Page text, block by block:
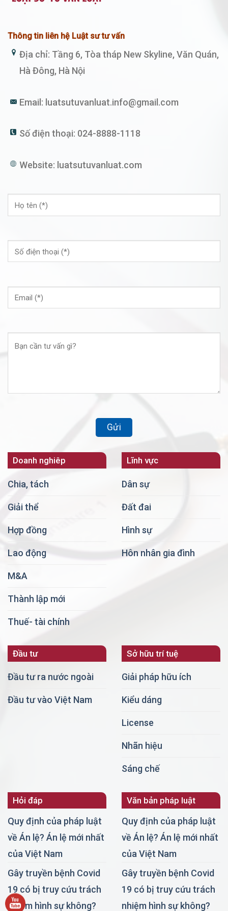
Thông tin liên hệ Luật sư tư vấn
Địa chỉ: Tầng 6, Tòa tháp New Skyline, Văn Quán,
Hà Đông, Hà Nội
Email: luatsutuvanluat.info@gmail.com
Số điện thoại: 024-8888-1118
Website: luatsutuvanluat.com
Doanh nghiêp
Chia, tách
Giải thể
Hợp đồng
Lao động
M&A
Thành lập mới
Thuế- tài chính
Lĩnh vực
Dân sự
Đất đai
Hình sự
Hôn nhân gia đình
Đầu tư
Đầu tư ra nước ngoài
Đầu tư vào Việt Nam
Sở hữu trí tuệ
Giải pháp hữu ích
Kiểu dáng
License
Nhãn hiệu
Sáng chế
Hỏi đáp
Quy định của pháp luật
về Án lệ? Án lệ mới nhất
của Việt Nam
Gây truyền bệnh Covid
19 có bị truy cứu trách
nhiệm hình sự không?
Văn bản pháp luật
Quy định của pháp luật
về Án lệ? Án lệ mới nhất
của Việt Nam
Gây truyền bệnh Covid
19 có bị truy cứu trách
nhiệm hình sự không?